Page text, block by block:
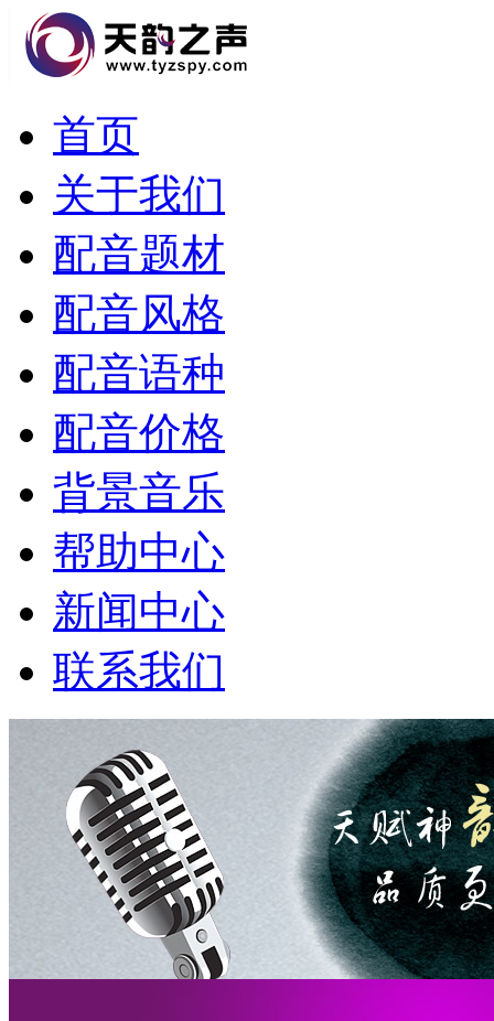
首页
关于我们
配音题材
配音风格
配音语种
配音价格
背景音乐
帮助中心
新闻中心
联系我们